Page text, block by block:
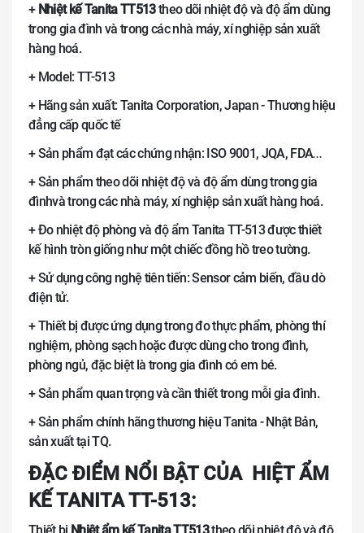
+ Nhiệt kế Tanita TT513theo dõi nhiệt độ và độ ẩm dùng
trong gia đình và trong các nhà máy, xí nghiệp sản xuất
hàng hoá.
+ Model: TT-513
+ Hãng sản xuất: Tanita Corporation, Japan - Thương hiệu
đẳng cấp quốc tế
+ Sản phẩm đạt các chứng nhận: ISO 9001, JQA, FDA…
+ Sản phẩm theo dõi nhiệt độ và độ ẩm dùng trong gia
đìnhvà trong các nhà máy, xí nghiệp sản xuất hàng hoá.
+ Đo nhiệt độ phòng và độ ẩm Tanita TT-513 được thiết
kế hình tròn giống như một chiếc đồng hồ treo tường.
+ Sử dụng công nghệ tiên tiến: Sensor cảm biến, đầu dò
điện tử.
+ Thiết bị được ứng dụng trong đo thực phẩm, phòng thí
nghiệm, phòng sạch hoặc được dùng cho trong đình,
phòng ngủ, đặc biệt là trong gia đình có em bé.
+ Sản phẩm quan trọng và cần thiết trong mỗi gia đình.
+ Sản phẩm chính hãng thương hiệu Tanita - Nhật Bản,
sản xuất tại TQ.
ĐẶC ĐIỂM NỔI BẬT CỦA HIỆT ẨM
KẾ TANITA TT-513: